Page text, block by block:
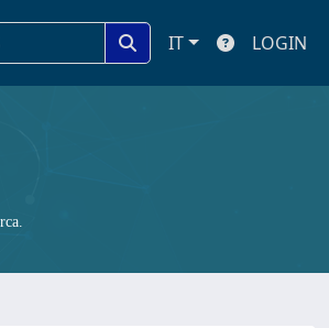
IT LOGIN